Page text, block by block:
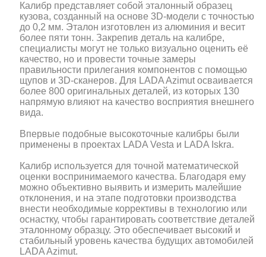
Калибр представляет собой эталонный образец
кузова, созданный на основе 3D-модели с точностью
до 0,2 мм. Эталон изготовлен из алюминия и весит
более пяти тонн. Закрепив деталь на калибре,
специалисты могут не только визуально оценить её
качество, но и провести точные замеры
правильности прилегания компонентов с помощью
щупов и 3D-сканеров. Для LADA Azimut осваивается
более 800 оригинальных деталей, из которых 130
напрямую влияют на качество восприятия внешнего
вида.
Впервые подобные высокоточные калибры были
применены в проектах LADA Vesta и LADA Iskra.
Калибр используется для точной математической
оценки воспринимаемого качества. Благодаря ему
можно объективно выявить и измерить малейшие
отклонения, и на этапе подготовки производства
внести необходимые коррективы в технологию или
оснастку, чтобы гарантировать соответствие деталей
эталонному образцу. Это обеспечивает высокий и
стабильный уровень качества будущих автомобилей
LADA Azimut.